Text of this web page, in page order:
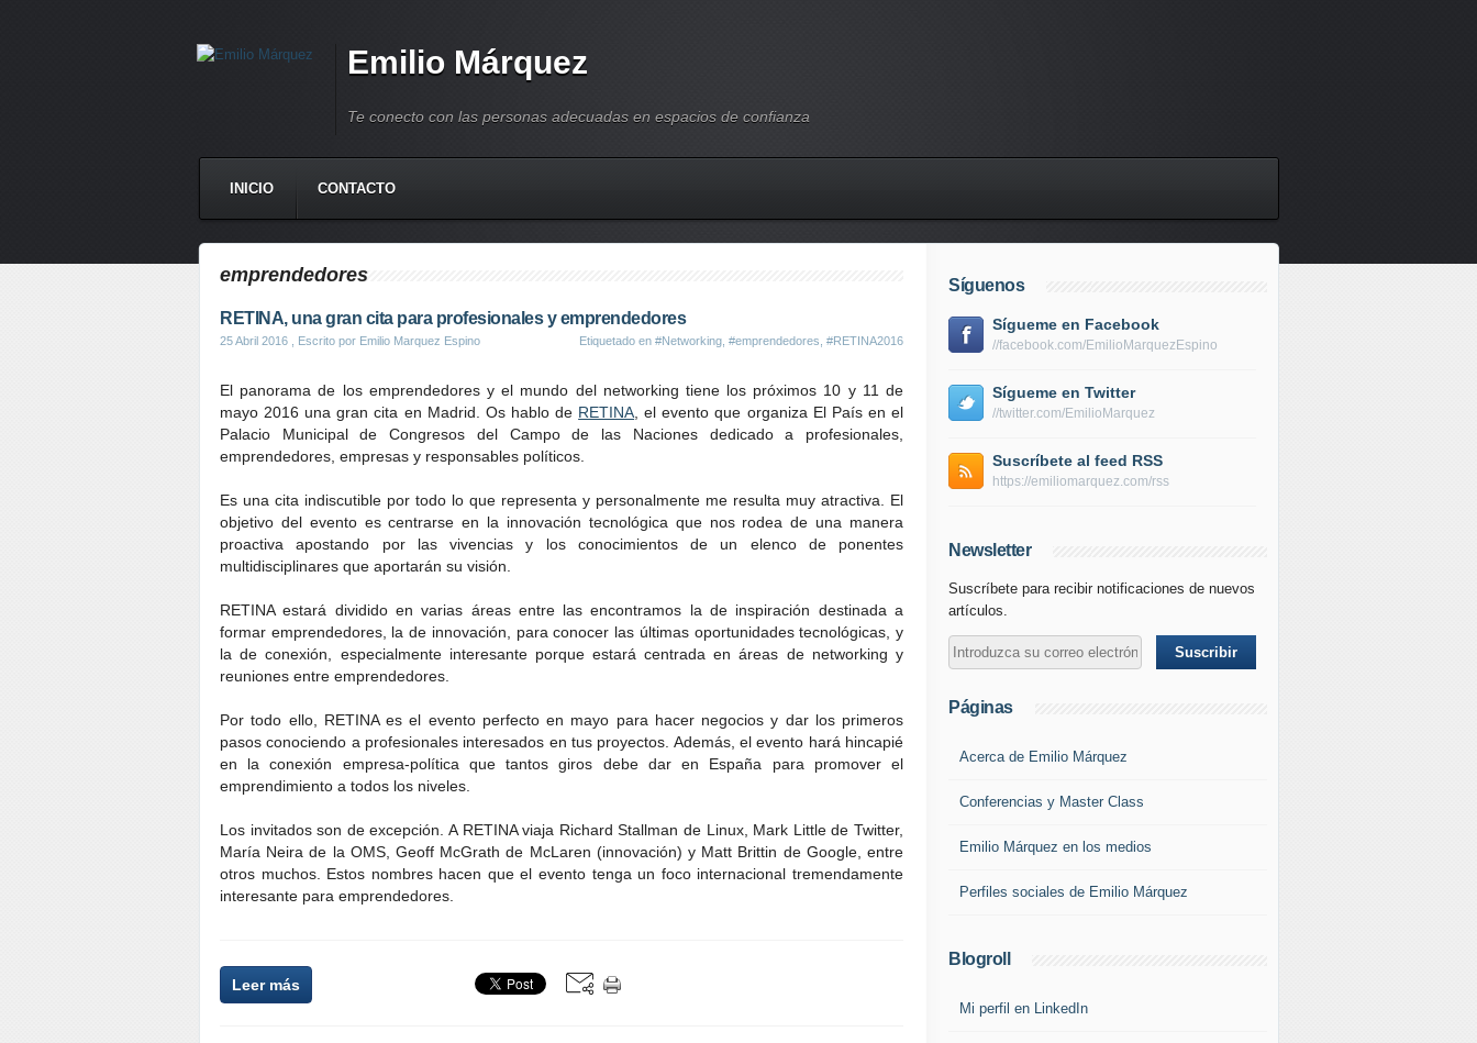
Emilio Márquez
Te conecto con las personas adecuadas en espacios de confianza
INICIO CONTACTO
emprendedores
RETINA, una gran cita para profesionales y emprendedores
25 Abril 2016 , Escrito por Emilio Marquez Espino Etiquetado en #Networking #emprendedores #RETINA2016
El panorama de los emprendedores y el mundo del networking tiene los próximos 10 y 11 de
mayo 2016 una gran cita en Madrid. Os hablo de RETINA , el evento que organiza El País en el
Palacio Municipal de Congresos del Campo de las Naciones dedicado a profesionales,
emprendedores, empresas y responsables políticos.
Es una cita indiscutible por todo lo que representa y personalmente me resulta muy atractiva. El
objetivo del evento es centrarse en la innovación tecnológica que nos rodea de una manera
proactiva apostando por las vivencias y los conocimientos de un elenco de ponentes
multidisciplinares que aportarán su visión.
RETINA estará dividido en varias áreas entre las encontramos la de inspiración destinada a
formar emprendedores, la de innovación, para conocer las últimas oportunidades tecnológicas, y
la de conexión, especialmente interesante porque estará centrada en áreas de networking y
reuniones entre emprendedores.
Por todo ello, RETINA es el evento perfecto en mayo para hacer negocios y dar los primeros
pasos conociendo a profesionales interesados en tus proyectos. Además, el evento hará hincapié
en la conexión empresa-política que tantos giros debe dar en España para promover el
emprendimiento a todos los niveles.
Los invitados son de excepción. A RETINA viaja Richard Stallman de Linux, Mark Little de Twitter,
María Neira de la OMS, Geoff McGrath de McLaren (innovación) y Matt Brittin de Google, entre
otros muchos. Estos nombres hacen que el evento tenga un foco internacional tremendamente
interesante para emprendedores.
Leer más
Síguenos
Sígueme en Facebook
//facebook.com/EmilioMarquezEspino
Sígueme en Twitter
//twitter.com/EmilioMarquez
Suscríbete al feed RSS
https://emiliomarquez.com/rss
Newsletter
Suscríbete para recibir notificaciones de nuevos
artículos.
Páginas
Acerca de Emilio Márquez
Conferencias y Master Class
Emilio Márquez en los medios
Perfiles sociales de Emilio Márquez
Blogroll
Mi perfil en LinkedIn